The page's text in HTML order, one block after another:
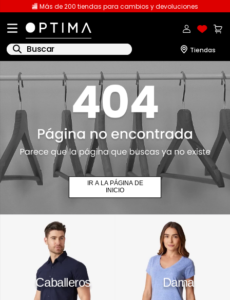
🏬 Más de 200 tiendas para cambios y devoluciones
Buscar
IR A LA PÁGINA DE
INICIO
Caballeros Dama
1.
licencia
playeras caballero
.
playeras dama
4
spiderman
.
sudaderas
pantalones
polo
playera polo
playera manga larga